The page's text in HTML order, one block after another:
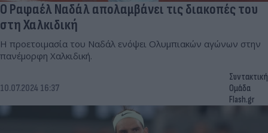
Ο Ραφαέλ Ναδάλ απολαμβάνει τις διακοπές του
στη Χαλκιδική
Η προετοιμασία του Ναδάλ ενόψει Ολυμπιακών αγώνων στην
πανέμορφη Χαλκιδική.
10.07.2024 16:37
Συντακτική
Ομάδα
Flash.gr